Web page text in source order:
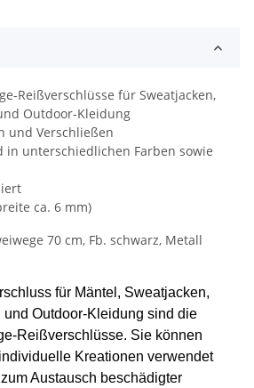
Reißverschlüsse für Sweatjacken,
Outdoor-Kleidung
und Verschließen
in unterschiedlichen Farben sowie
ca. 6 mm)
70 cm, Fb. schwarz, Metall
für Mäntel, Sweatjacken,
Outdoor-Kleidung sind die
Reißverschlüsse. Sie können
Kreationen verwendet
Austausch beschädigter